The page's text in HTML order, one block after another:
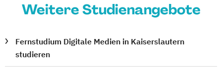
Weitere Studienangebote
Fernstudium Digitale Medien in Kaiserslautern
studieren